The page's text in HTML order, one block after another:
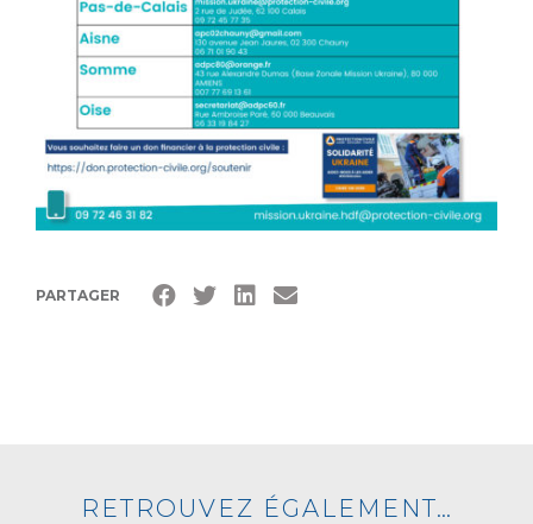
PARTAGER
RETROUVEZ ÉGALEMENT…